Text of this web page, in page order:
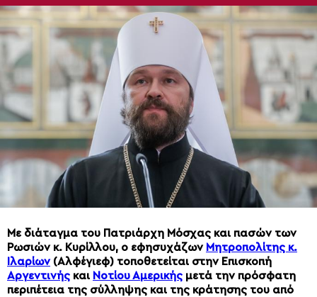
Με διάταγμα του Πατριάρχη Μόσχας και πασών των
Ρωσιών κ. Κυρίλλου, ο εφησυχάζων Μητροπολίτης κ.
Ιλαρίων(Αλφέγιεφ) τοποθετείται στην Επισκοπή
Αργεντινής και Νοτίου Αμερικής μετά την πρόσφατη
περιπέτεια της σύλληψης και της κράτησης του από